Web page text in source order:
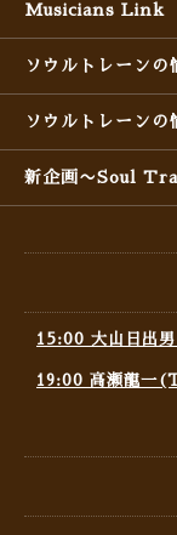
Musicians Link
ソウルトレーン
ソウルトレーン
新企画〜Soul
15:00 大山日
19:00 高瀬龍